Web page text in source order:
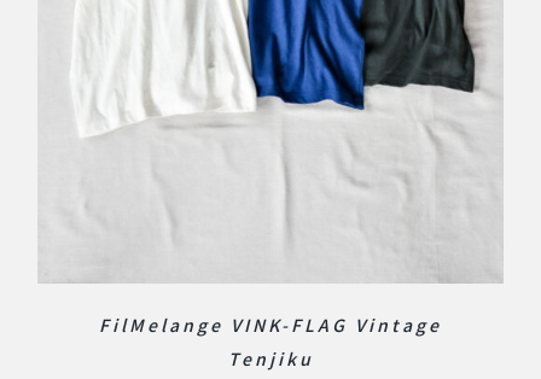
FilMelange VINK-FLAG Vintage
Tenjiku